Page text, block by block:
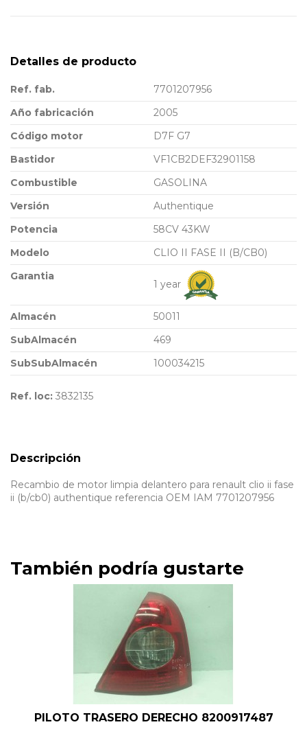
Detalles de producto
Ref. fab.
7701207956
Año fabricación
2005
Código motor
D7F G7
Bastidor
VF1CB2DEF32901158
Combustible
GASOLINA
Versión
Authentique
Potencia
58CV 43KW
Modelo
CLIO II FASE II (B/CB0)
Garantia
1 year
Almacén
50011
SubAlmacén
469
SubSubAlmacén
100034215
Ref. loc: 3832135
Descripción
Recambio de motor limpia delantero para renault clio ii fase
ii (b/cb0) authentique referencia OEM IAM 7701207956
También podría gustarte
PILOTO TRASERO DERECHO 8200917487